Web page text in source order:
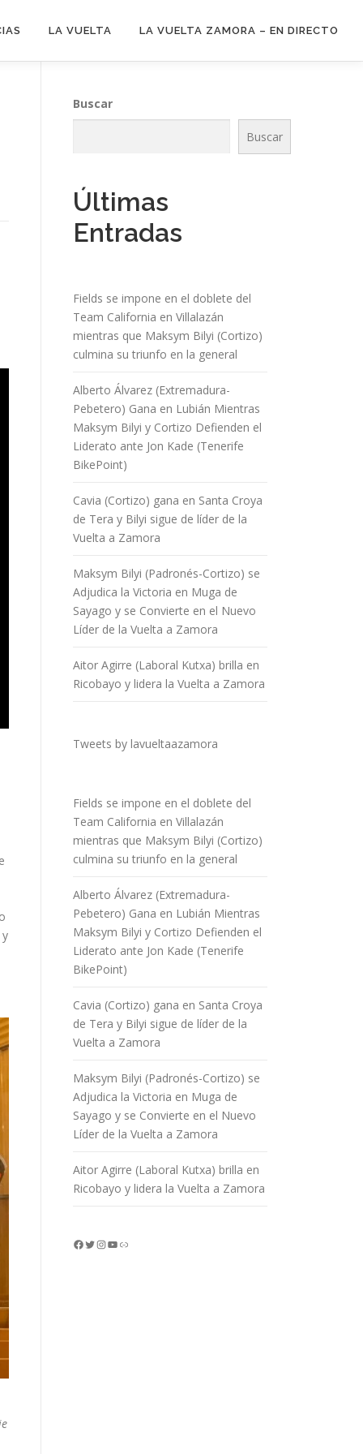
LA VUELTA LA VUELTA ZAMORA – EN DIRECTO
Buscar
Buscar
Últimas
Entradas
Fields se impone en el doblete del
Team California en Villalazán
mientras que Maksym Bilyi (Cortizo)
culmina su triunfo en la general
Alberto Álvarez (Extremadura-
Pebetero) Gana en Lubián Mientras
Maksym Bilyi y Cortizo Defienden el
Liderato ante Jon Kade (Tenerife
BikePoint)
Cavia (Cortizo) gana en Santa Croya
de Tera y Bilyi sigue de líder de la
Vuelta a Zamora
Maksym Bilyi (Padronés-Cortizo) se
Adjudica la Victoria en Muga de
Sayago y se Convierte en el Nuevo
Líder de la Vuelta a Zamora
Aitor Agirre (Laboral Kutxa) brilla en
Ricobayo y lidera la Vuelta a Zamora
Tweets by lavueltaazamora
Fields se impone en el doblete del
Team California en Villalazán
mientras que Maksym Bilyi (Cortizo)
culmina su triunfo en la general
Alberto Álvarez (Extremadura-
Pebetero) Gana en Lubián Mientras
Maksym Bilyi y Cortizo Defienden el
Liderato ante Jon Kade (Tenerife
BikePoint)
Cavia (Cortizo) gana en Santa Croya
de Tera y Bilyi sigue de líder de la
Vuelta a Zamora
Maksym Bilyi (Padronés-Cortizo) se
Adjudica la Victoria en Muga de
Sayago y se Convierte en el Nuevo
Líder de la Vuelta a Zamora
Aitor Agirre (Laboral Kutxa) brilla en
Ricobayo y lidera la Vuelta a Zamora
Facebook Twitter InstagramYouTube Enlace